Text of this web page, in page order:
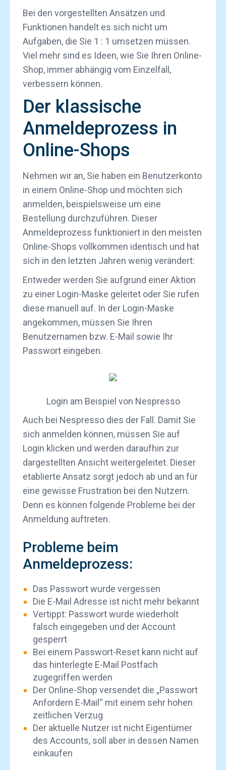
Bei den vorgestellten Ansätzen und
Funktionen handelt es sich nicht um
Aufgaben, die Sie 1 : 1 umsetzen müssen.
Viel mehr sind es Ideen, wie Sie Ihren Online-
Shop, immer abhängig vom Einzelfall,
verbessern können.
Der klassische
Anmeldeprozess in
Online-Shops
Nehmen wir an, Sie haben ein Benutzerkonto
in einem Online-Shop und möchten sich
anmelden, beispielsweise um eine
Bestellung durchzuführen. Dieser
Anmeldeprozess funktioniert in den meisten
Online-Shops vollkommen identisch und hat
sich in den letzten Jahren wenig verändert:
Entweder werden Sie aufgrund einer Aktion
zu einer Login-Maske geleitet oder Sie rufen
diese manuell auf. In der Login-Maske
angekommen, müssen Sie Ihren
Benutzernamen bzw. E-Mail sowie Ihr
Passwort eingeben.
Login am Beispiel von Nespresso
Auch bei Nespresso dies der Fall. Damit Sie
sich anmelden können, müssen Sie auf
Login klicken und werden daraufhin zur
dargestellten Ansicht weitergeleitet. Dieser
etablierte Ansatz sorgt jedoch ab und an für
eine gewisse Frustration bei den Nutzern.
Denn es können folgende Probleme bei der
Anmeldung auftreten.
Probleme beim
Anmeldeprozess:
Das Passwort wurde vergessen
Die E-Mail Adresse ist nicht mehr bekannt
Vertippt: Passwort wurde wiederholt
falsch eingegeben und der Account
gesperrt
Bei einem Passwort-Reset kann nicht auf
das hinterlegte E-Mail Postfach
zugegriffen werden
Der Online-Shop versendet die „Passwort
Anfordern E-Mail“ mit einem sehr hohen
zeitlichen Verzug
Der aktuelle Nutzer ist nicht Eigentümer
des Accounts, soll aber in dessen Namen
einkaufen